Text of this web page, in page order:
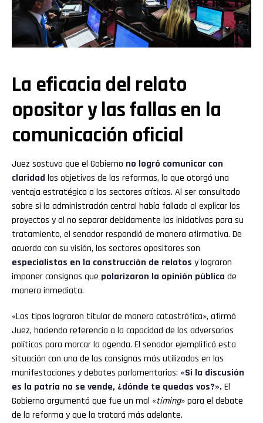
La eficacia del relato
opositor y las fallas en la
comunicación oficial
Juez sostuvo que el Gobierno no logró comunicar con
claridad los objetivos de las reformas, lo que otorgó una
ventaja estratégica a los sectores críticos. Al ser consultado
sobre si la administración central había fallado al explicar los
proyectos y al no separar debidamente las iniciativas para su
tratamiento, el senador respondió de manera afirmativa. De
acuerdo con su visión, los sectores opositores son
especialistas en la construcción de relatos y lograron
imponer consignas que polarizaron la opinión pública de
manera inmediata.
«Los tipos lograron titular de manera catastrófica», afirmó
Juez, haciendo referencia a la capacidad de los adversarios
políticos para marcar la agenda. El senador ejemplificó esta
situación con una de las consignas más utilizadas en las
manifestaciones y debates parlamentarios: «Si la discusión
es la patria no se vende, ¿dónde te quedas vos?». El
Gobierno argumentó que fue un mal «timing» para el debate
de la reforma y que la tratará más adelante.